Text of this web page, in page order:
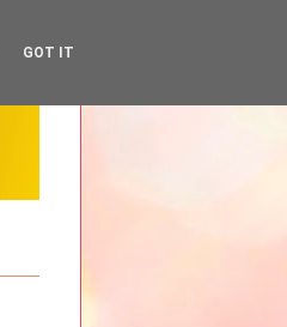
GOT IT